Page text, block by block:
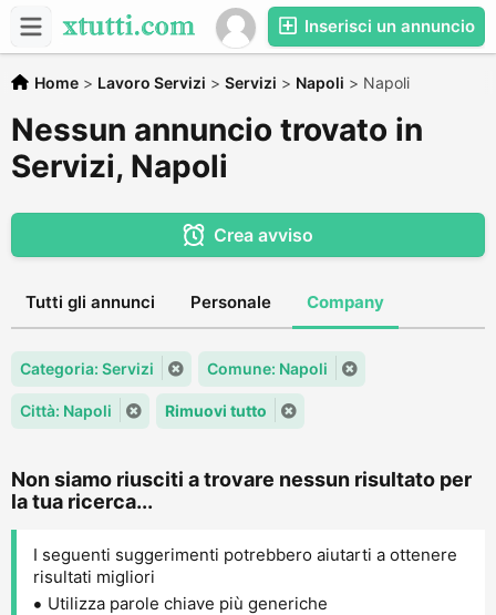
Inserisci un annuncio
Home > Lavoro Servizi > Servizi > Napoli > Napoli
Nessun annuncio trovato in
Servizi, Napoli
Crea avviso
Tutti gli annunci Personale Company
Categoria: Servizi Comune: Napoli
Città: Napoli Rimuovi tutto
Non siamo riusciti a trovare nessun risultato per
la tua ricerca...
I seguenti suggerimenti potrebbero aiutarti a ottenere
risultati migliori
Utilizza parole chiave più generiche